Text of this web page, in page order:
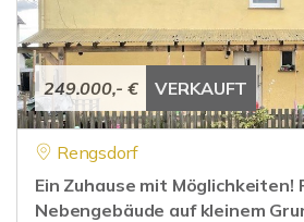
249.000,- € VERKAUFT
Rengsdorf
Ein Zuhause mit Möglichkeiten!
Nebengebäude auf kleinem